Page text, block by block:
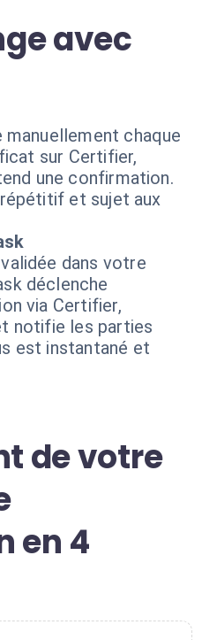
avec
chaque
sur Certifier,
une confirmation.
et sujet aux
dans votre
déclenche
via Certifier,
notifie les parties
est instantané et
de votre
en 4